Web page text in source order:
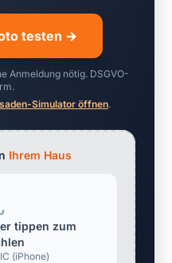
testen →
Anmeldung nötig. DSGVO-
Simulator öffnen.
Ihrem Haus
tippen zum
(iPhone)